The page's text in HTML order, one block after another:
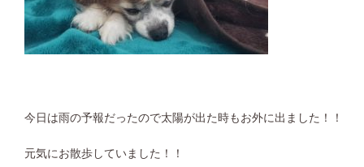
今日は雨の予報だったので太陽が出た時もお外に出ました！！
元気にお散歩していました！！